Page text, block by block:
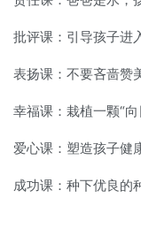
批评课：引导孩子进
表扬课：不要吝啬赞
幸福课：栽植一颗“
爱心课：塑造孩子健
成功课：种下优良的